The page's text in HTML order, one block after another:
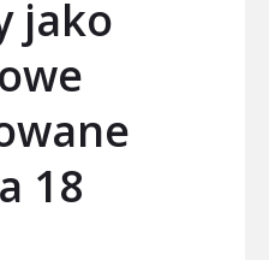
jako
18